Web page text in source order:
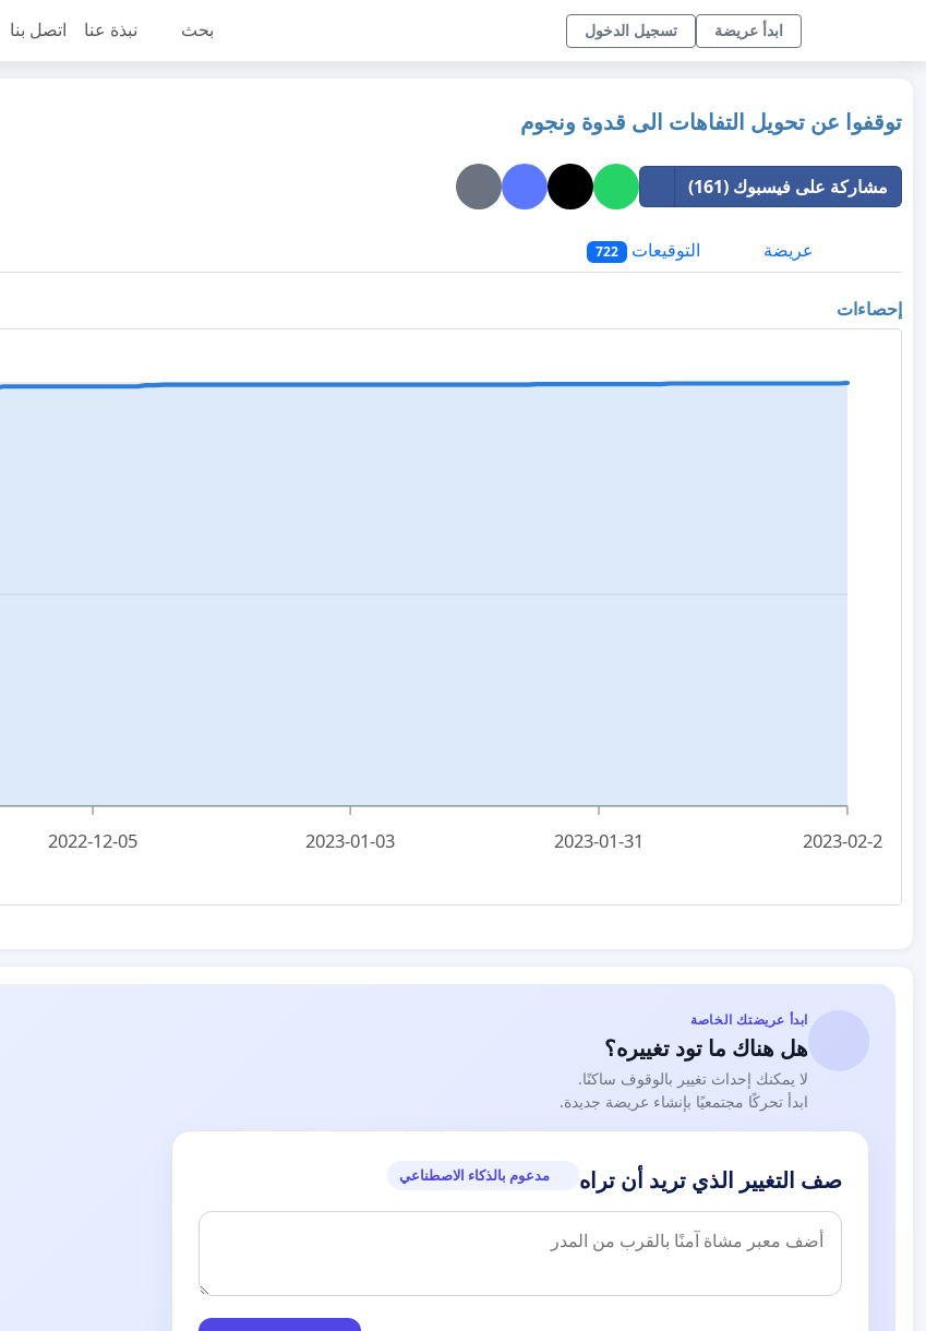
اتصل بنا نبذة عنا بحث تسجيل الدخول ابدأ عريضة
توقفوا عن تحويل التفاهات الى قدوة ونجوم
مشاركة على فيسبوك (161)
عريضة التوقيعات 722
إحصاءات
2022-12-05 2023-01-03 2023-01-31 2023-02-28
ابدأ عريضتك الخاصة
هل هناك ما تود تغييره؟
لا يمكنك إحداث تغيير بالوقوف ساكنًا.
ابدأ تحركًا مجتمعيًا بإنشاء عريضة جديدة.
صف التغيير الذي تريد أن تراه مدعوم بالذكاء الاصطناعي